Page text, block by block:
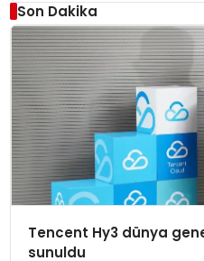
Son Dakika
Tencent Hy3 dünya
sunuldu